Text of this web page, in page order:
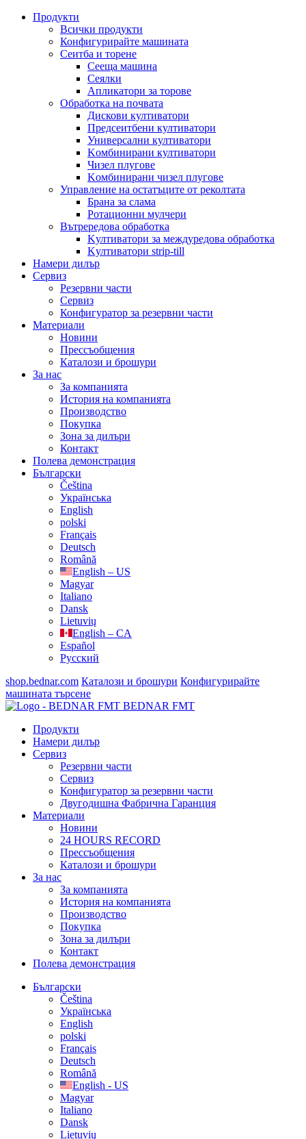
Продукти
Всички продукти
Конфигурирайте машината
Сеитба и торене
Cееща машина
Cеялки
Апликатори за торове
Обработка на почвата
Дискови култиватори
Предсеитбени култиватори
Универсални култиватори
Kомбинирани култиватори
Чизел плугове
Kомбинирани чизел плугове
Управление на остатъците от реколтата
Брана за слама
Pотационни мулчери
Вътрередова обработка
Kултиватори за междуредова обработка
Kултиватори strip-till
Намери дилър
Сервиз
Резервни части
Сервиз
Конфигуратор за резервни части
Материали
Новини
Прессъобщения
Каталози и брошури
За нас
За компанията
История на компанията
Производство
Покупка
Зона за дилъри
Контакт
Полева демонстрация
Български
Čeština
Українська
English
polski
Français
Deutsch
Română
English – US
Magyar
Italiano
Dansk
Lietuvių
English – CA
Español
Русский
shop.bednar.com Каталози и брошури Конфигурирайте
машината търсене
BEDNAR FMT
Продукти
Намери дилър
Сервиз
Резервни части
Сервиз
Конфигуратор за резервни части
Двугодишна Фабрична Гаранция
Материали
Новини
24 HOURS RECORD
Прессъобщения
Каталози и брошури
За нас
За компанията
История на компанията
Производство
Покупка
Зона за дилъри
Контакт
Полева демонстрация
Български
Čeština
Українська
English
polski
Français
Deutsch
Română
English - US
Magyar
Italiano
Dansk
Lietuvių